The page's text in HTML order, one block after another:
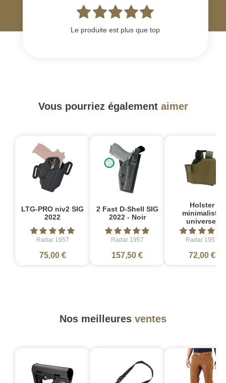
Le produite est plus que top
Vous pourriez également aimer
LTG-PRO niv2 SIG
2022
Radar 1957
75,00 €
2 Fast D-Shell SIG
2022 - Noir
Radar 1957
157,50 €
Holster
minimaliste
universel
Radar 1957
72,00 €
Nos meilleures ventes